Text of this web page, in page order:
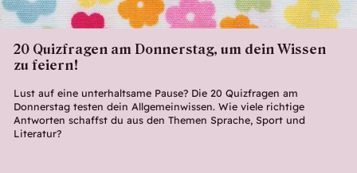
20 Quizfragen am Donnerstag, um dein Wissen
zu feiern!
Lust auf eine unterhaltsame Pause? Die 20 Quizfragen am
Donnerstag testen dein Allgemeinwissen. Wie viele richtige
Antworten schaffst du aus den Themen Sprache, Sport und
Literatur?